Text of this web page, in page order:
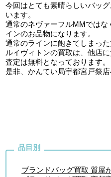
今回はとても素晴らしいバッ
います。
通常のネヴァーフルMMでは
インのお品物になります。
通常のラインに飽きてしまっ
ルイヴィトンの買取は、他店
査定は無料となっております。
是非、かんてい局宇都宮戸祭
ブランドバッグ買取 質屋